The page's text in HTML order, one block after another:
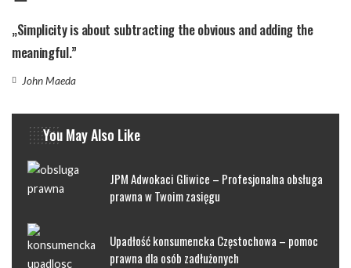
„Simplicity is about subtracting the obvious and adding the
meaningful.”
John Maeda
You May Also Like
JPM Adwokaci Gliwice – Profesjonalna obsługa
prawna w Twoim zasięgu
Upadłość konsumencka Częstochowa – pomoc
prawna dla osób zadłużonych